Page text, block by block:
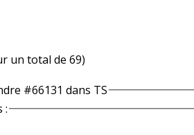
un total de 69)
#66131 dans TS
: